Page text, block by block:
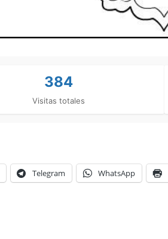
384
Visitas totales
Telegram WhatsApp